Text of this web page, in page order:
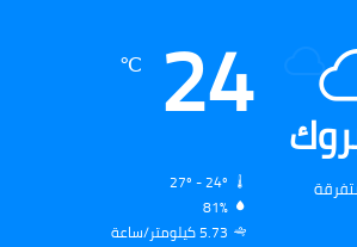
24
℃
81%
5.73 كيلومتر/ساعة